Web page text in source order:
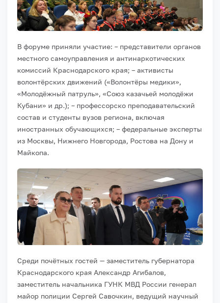
В форуме приняли участие: – представители органов
местного самоуправления и антинаркотических
комиссий Краснодарского края; – активисты
волонтёрских движений («Волонтёры медики»,
«Молодёжный патруль», «Союз казачьей молодёжи
Кубани» и др.); – профессорско преподавательский
состав и студенты вузов региона, включая
иностранных обучающихся; – федеральные эксперты
из Москвы, Нижнего Новгорода, Ростова на Дону и
Майкопа.
Среди почётных гостей — заместитель губернатора
Краснодарского края Александр Агибалов,
заместитель начальника ГУНК МВД России генерал
майор полиции Сергей Савочкин, ведущий научный